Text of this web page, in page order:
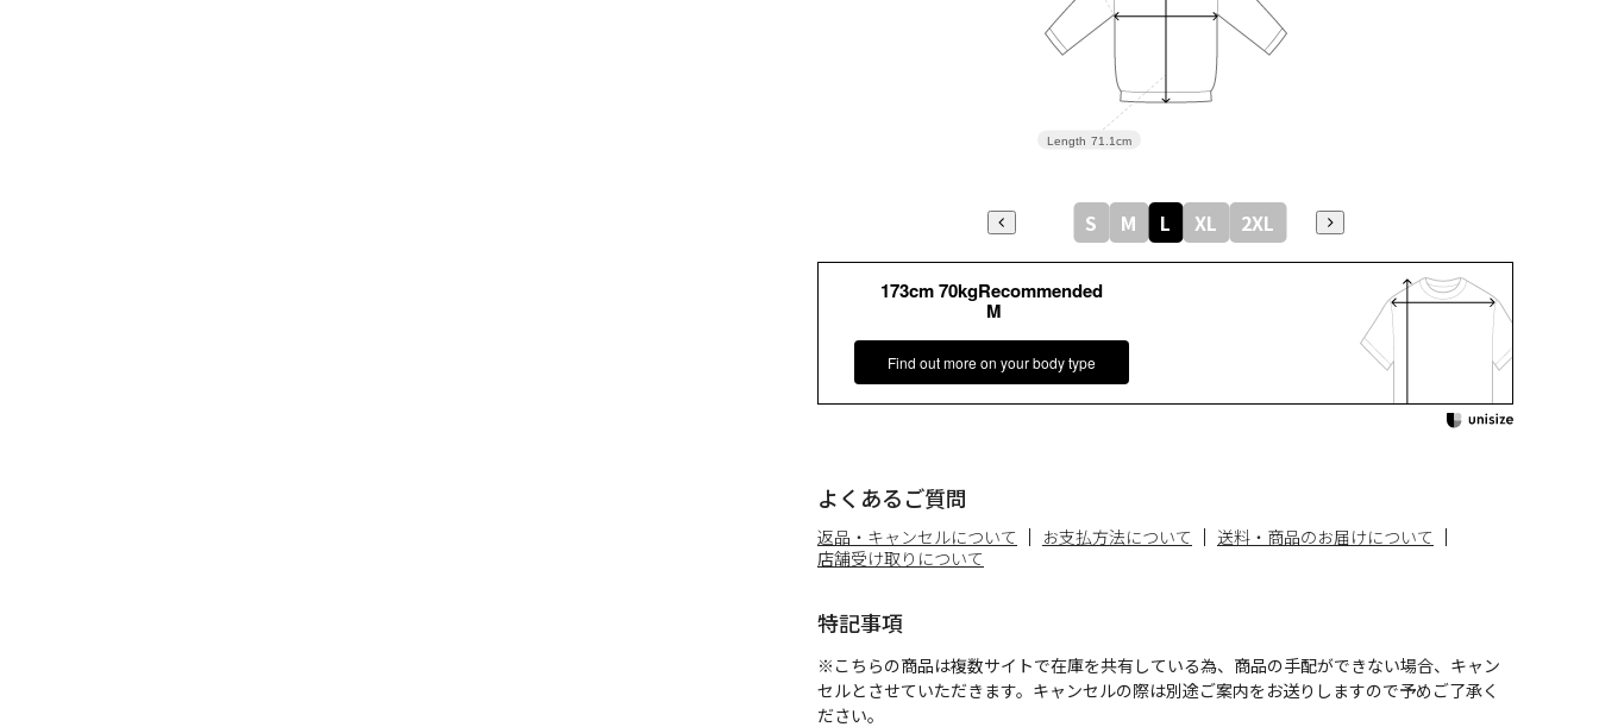
よくあるご質問
返品・キャンセルについて お支払方法について
送料・商品のお届けについて
店舗受け取りについて
特記事項
※こちらの商品は複数サイトで在庫を共有している為、商品の手配ができない場合、キャン
セルとさせていただきます。キャンセルの際は別途ご案内をお送りしますので予めご了承く
ださい。
173cm 70kgRecommended
M
Find out more on your body type
Length 71.1cm
S M L XL 2XL